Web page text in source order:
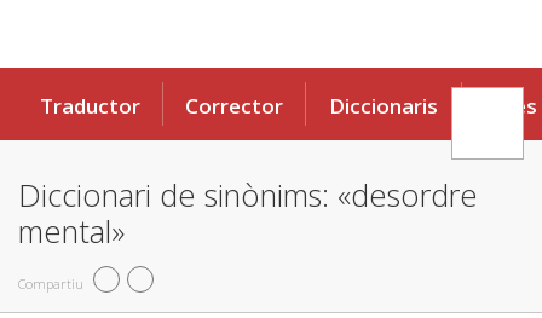
Traductor Corrector Diccionaris Eines
Diccionari de sinònims: «desordre
mental»
Compartiu